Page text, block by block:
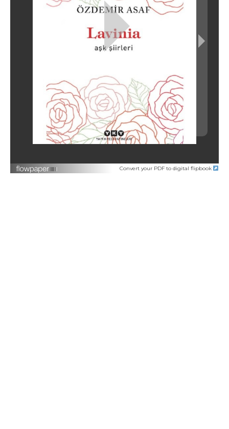
Convert your PDF to digital flipbook